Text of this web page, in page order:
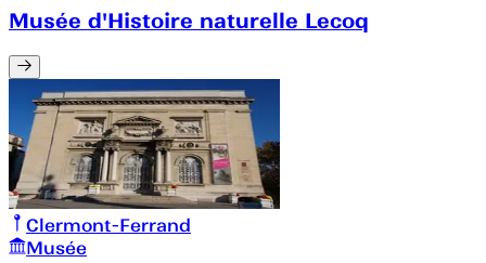
Musée d'Histoire naturelle Lecoq
Clermont-Ferrand
Musée